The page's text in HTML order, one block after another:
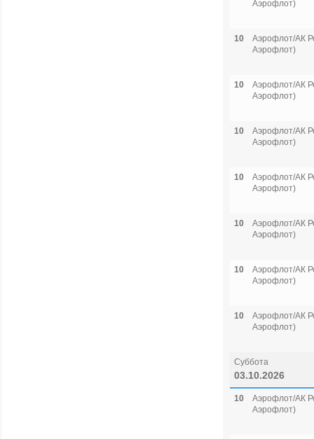
Аэрофлот)
10
Аэрофлот/АК
Аэрофлот)
10
Аэрофлот/АК
Аэрофлот)
10
Аэрофлот/АК
Аэрофлот)
10
Аэрофлот/АК
Аэрофлот)
10
Аэрофлот/АК
Аэрофлот)
10
Аэрофлот/АК
Аэрофлот)
10
Аэрофлот/АК
Аэрофлот)
Суббота
03.10.2026
10
Аэрофлот/АК
Аэрофлот)